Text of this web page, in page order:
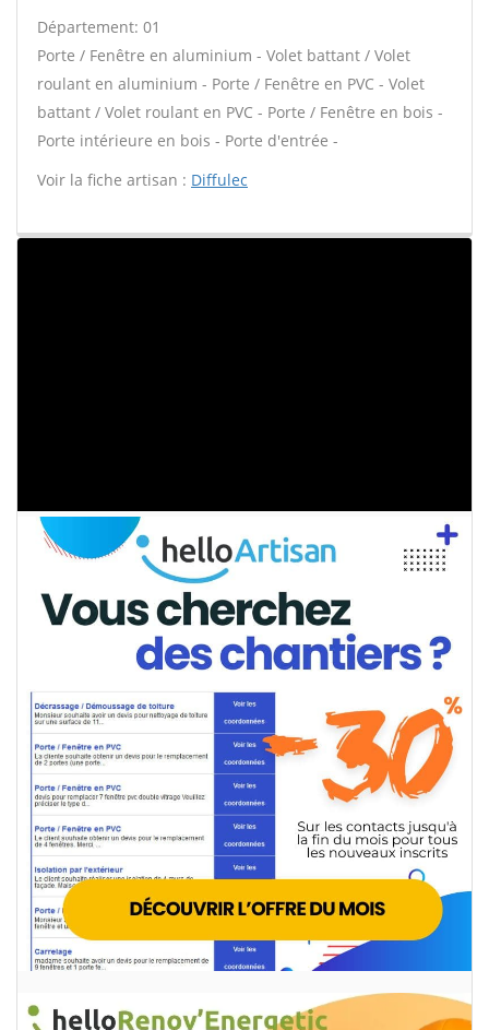
Département: 01
Porte / Fenêtre en aluminium - Volet battant / Volet
roulant en aluminium - Porte / Fenêtre en PVC - Volet
battant / Volet roulant en PVC - Porte / Fenêtre en bois -
Porte intérieure en bois - Porte d'entrée -
Voir la fiche artisan : Diffulec